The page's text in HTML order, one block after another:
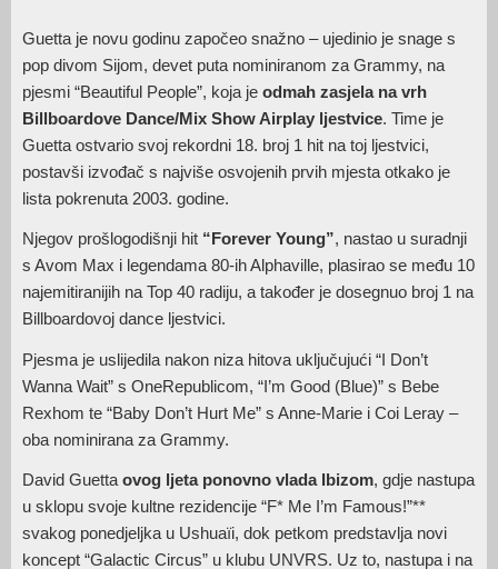
Guetta je novu godinu započeo snažno – ujedinio je snage s
pop divom Sijom, devet puta nominiranom za Grammy, na
pjesmi “Beautiful People”, koja je odmah zasjela na vrh
Billboardove Dance/Mix Show Airplay ljestvice. Time je
Guetta ostvario svoj rekordni 18. broj 1 hit na toj ljestvici,
postavši izvođač s najviše osvojenih prvih mjesta otkako je
lista pokrenuta 2003. godine.
Njegov prošlogodišnji hit “Forever Young”, nastao u suradnji
s Avom Max i legendama 80-ih Alphaville, plasirao se među 10
najemitiranijih na Top 40 radiju, a također je dosegnuo broj 1 na
Billboardovoj dance ljestvici.
Pjesma je uslijedila nakon niza hitova uključujući “I Don’t
Wanna Wait” s OneRepublicom, “I’m Good (Blue)” s Bebe
Rexhom te “Baby Don’t Hurt Me” s Anne-Marie i Coi Leray –
oba nominirana za Grammy.
David Guetta ovog ljeta ponovno vlada Ibizom, gdje nastupa
u sklopu svoje kultne rezidencije “F* Me I’m Famous!”**
svakog ponedjeljka u Ushuaïi, dok petkom predstavlja novi
koncept “Galactic Circus” u klubu UNVRS. Uz to, nastupa i na